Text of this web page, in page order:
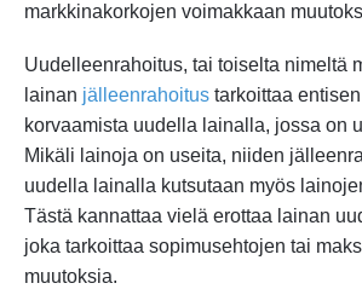
markkinakorkojen voimakkaan
Uudelleenrahoitus, tai toiselta nimeltä
lainan jälleenrahoitus tarkoittaa
korvaamista uudella lainalla, jossa on
Mikäli lainoja on useita, niiden
uudella lainalla kutsutaan myös
Tästä kannattaa vielä erottaa lainan
joka tarkoittaa sopimusehtojen tai
muutoksia.